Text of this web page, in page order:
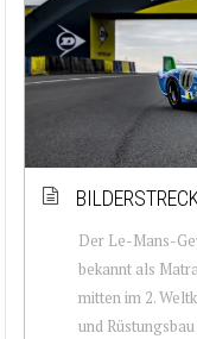
Der Le-Mans-
bekannt als
mitten im 2.
und